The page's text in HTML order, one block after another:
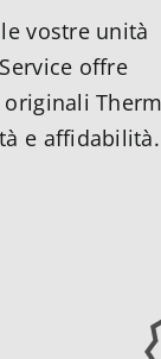
vostre unità
offre
e affidabilità.